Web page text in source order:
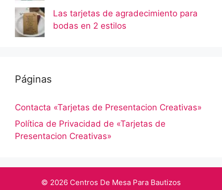
Las tarjetas de agradecimiento para
bodas en 2 estilos
Páginas
Contacta «Tarjetas de Presentacion Creativas»
Política de Privacidad de «Tarjetas de
Presentacion Creativas»
© 2026 Centros De Mesa Para Bautizos